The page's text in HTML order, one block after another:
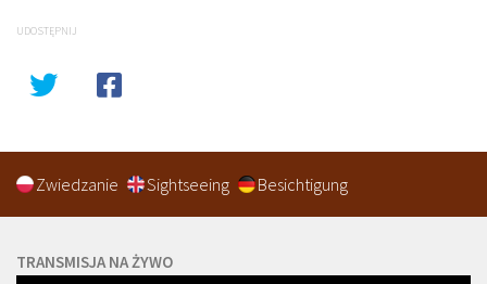
UDOSTĘPNIJ
Zwiedzanie Sightseeing Besichtigung
TRANSMISJA NA ŻYWO